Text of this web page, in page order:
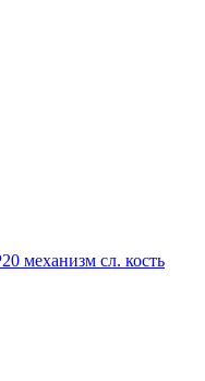
механизм сл. кость